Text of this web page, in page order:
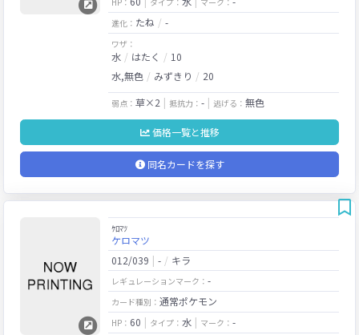
進化： たね -
ワザ：
水 はたく
10
水,無色
みずきり 20
弱点： 草×2 抵抗力： - 逃げる： 無色
価格一覧と推移
同名カードを探す
ｹﾛﾏﾂ
ケロマツ
012/039
- キラ
レギュレーションマーク： -
カード種別： 通常ポケモン
HP： 60 タイプ： 水 マーク： -